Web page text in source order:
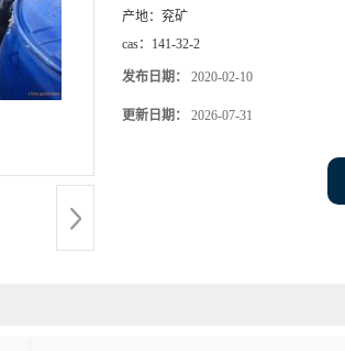
产地： 兖矿
cas： 141-32-2
发布日期： 2020-02-10
更新日期： 2026-07-31